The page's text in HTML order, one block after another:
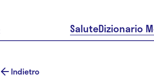
SaluteDizionario
Indietro